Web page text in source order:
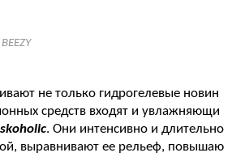
не только гидрогелевые новин
средств входят и увлажняющи
. Они интенсивно и длительно
выравнивают ее рельеф, повышаю